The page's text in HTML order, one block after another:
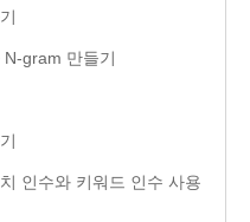
gram 만들기
인수와 키워드 인수 사용